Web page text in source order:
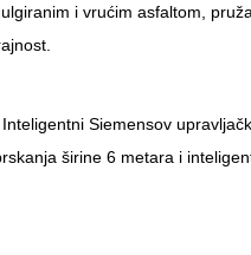
i vrućim asfaltom,
Inteligentni Siemensov
širine 6 metara i